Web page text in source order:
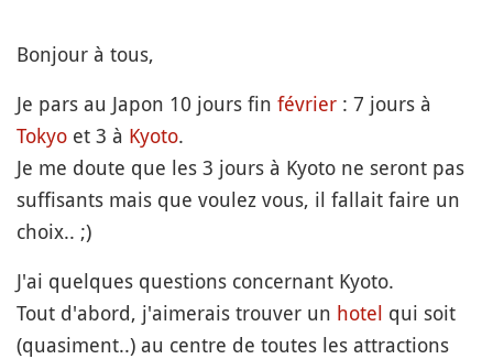
Bonjour à tous,
Je pars au Japon 10 jours fin février : 7 jours à
Tokyo et 3 à Kyoto.
Je me doute que les 3 jours à Kyoto ne seront pas
suffisants mais que voulez vous, il fallait faire un
choix.. ;)
J'ai quelques questions concernant Kyoto.
Tout d'abord, j'aimerais trouver un hotel qui soit
(quasiment..) au centre de toutes les attractions